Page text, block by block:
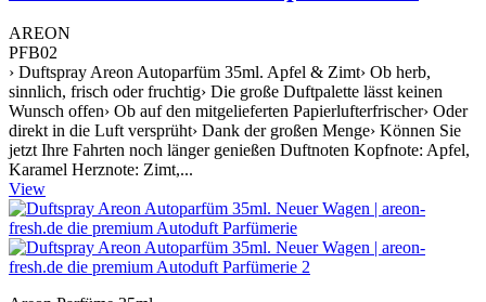
AREON
PFB02
› Duftspray Areon Autoparfüm 35ml. Apfel & Zimt› Ob herb,
sinnlich, frisch oder fruchtig› Die große Duftpalette lässt keinen
Wunsch offen› Ob auf den mitgelieferten Papierlufterfrischer› Oder
direkt in die Luft versprüht› Dank der großen Menge› Können Sie
jetzt Ihre Fahrten noch länger genießen Duftnoten Kopfnote: Apfel,
Karamel Herznote: Zimt,...
View